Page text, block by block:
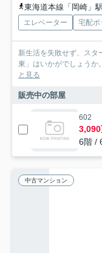
東海道本線「岡崎」
エレベーター 宅配ボ
新生活を失敗せず、スタ
東」はいかがでしょうか
と見る
販売中の部屋
602
3,090
6階 /
中古マンション